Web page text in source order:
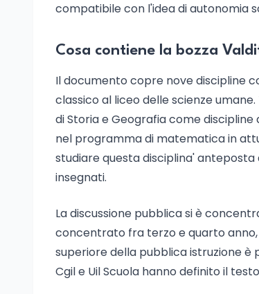
compatibile con l'idea di autonomia
Cosa contiene la bozza
Il documento copre nove discipline
classico al liceo delle scienze
di Storia e Geografia come
nel programma di matematica in
studiare questa disciplina'
insegnati.
La discussione pubblica si è
concentrato fra terzo e quarto anno,
superiore della pubblica istruzione
Cgil e Uil Scuola hanno definito il